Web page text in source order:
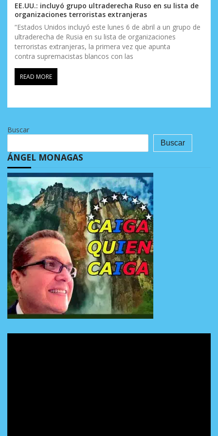
EE.UU.: incluyó grupo ultraderecha Ruso en su lista de
organizaciones terroristas extranjeras
“Estados Unidos incluyó este lunes 6 de abril a un grupo de
ultraderecha de Rusia en su lista de organizaciones
terroristas extranjeras, la primera vez que apunta
contra supremacistas blancos con las
READ MORE
Buscar
Buscar
ÁNGEL MONAGAS